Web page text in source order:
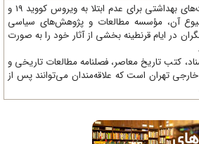
با توجه به نیاز به تداوم مراقبت‌های بهداشتی برای عدم ابتلا به ویروس کووید 19 و
آن، مؤسسه مطالعات و پژوهش‌های سیاسی
ایام قرنطینه بخشی از آثار خود را به صورت
کتب تاریخ معاصر، فصلنامه‌ مطالعات تاریخی و
تهران است که علاقه‌مندان می‌توانند پس از